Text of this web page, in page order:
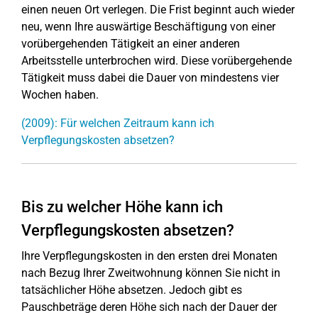
einen neuen Ort verlegen. Die Frist beginnt auch wieder
neu, wenn Ihre auswärtige Beschäftigung von einer
vorübergehenden Tätigkeit an einer anderen
Arbeitsstelle unterbrochen wird. Diese vorübergehende
Tätigkeit muss dabei die Dauer von mindestens vier
Wochen haben.
(2009): Für welchen Zeitraum kann ich
Verpflegungskosten absetzen?
Bis zu welcher Höhe kann ich
Verpflegungskosten absetzen?
Ihre Verpflegungskosten in den ersten drei Monaten
nach Bezug Ihrer Zweitwohnung können Sie nicht in
tatsächlicher Höhe absetzen. Jedoch gibt es
Pauschbeträge deren Höhe sich nach der Dauer der